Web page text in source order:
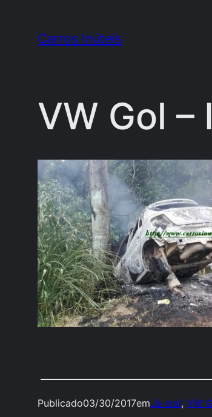
Carros Inúteis
VW Gol –
Publicado03/30/2017emJá era!, VW